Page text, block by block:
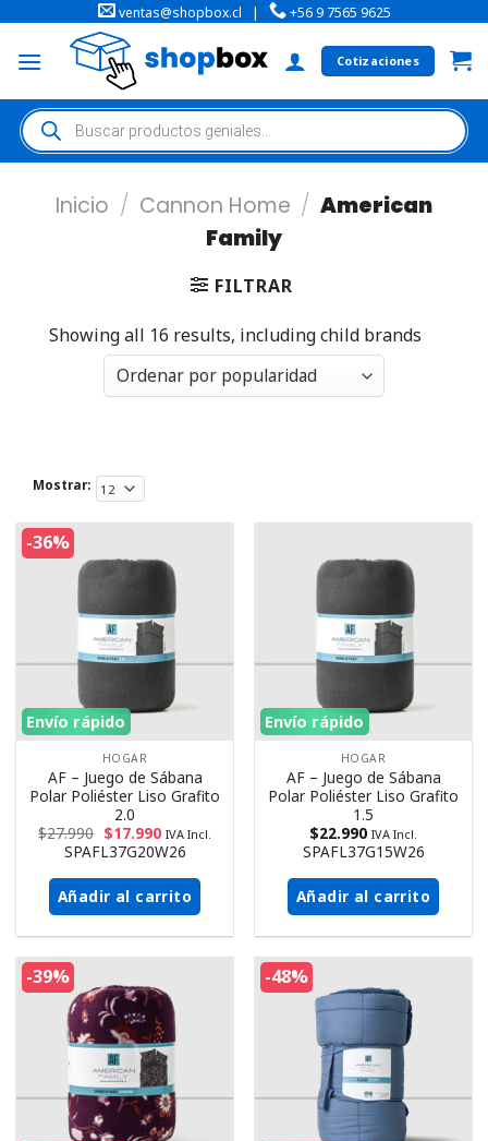
ventas@shopbox.cl | +56 9 7565 9625
Cotizaciones
Inicio / Cannon Home / American
Family
FILTRAR
Showing all 16 results, including child brands
Mostrar:
-36%
Envío rápido
HOGAR
AF – Juego de Sábana
Polar Poliéster Liso Grafito
2.0
$27.990 $17.990 IVA Incl.
SPAFL37G20W26
Añadir al carrito
Envío rápido
HOGAR
AF – Juego de Sábana
Polar Poliéster Liso Grafito
1.5
$22.990 IVA Incl.
SPAFL37G15W26
Añadir al carrito
-39% -48%